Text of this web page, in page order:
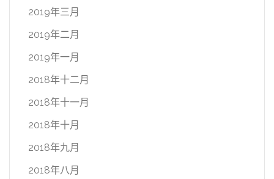
2019年三月
2019年二月
2019年一月
2018年十二月
2018年十一月
2018年十月
2018年九月
2018年八月